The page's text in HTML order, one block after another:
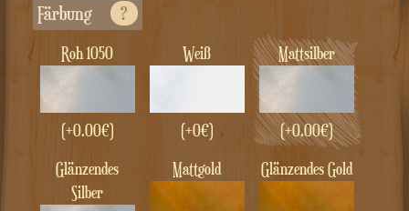
Färbung ?
Roh 1050
(+0.00€)
Weiß
(+0€)
Mattsilber
(+0.00€)
Glänzendes
Silber
Mattgold Glänzendes Gold